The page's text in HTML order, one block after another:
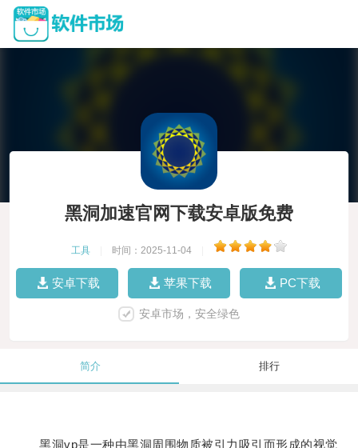
黑洞加速官网下载安卓版免费
工具 时间：2025-11-04
安卓下载 苹果下载 PC下载
安卓市场，安全绿色
简介 排行
黑洞vp是一种由黑洞周围物质被引力吸引而形成的视觉